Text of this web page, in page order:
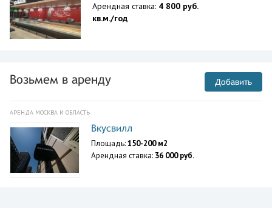
Арендная ставка: 4 800 руб.
кв.м./год
Возьмем в аренду Добавить
АРЕНДА МОСКВА И ОБЛАСТЬ
Вкусвилл
Площадь:150-200 м2
Арендная ставка: 36 000 руб.